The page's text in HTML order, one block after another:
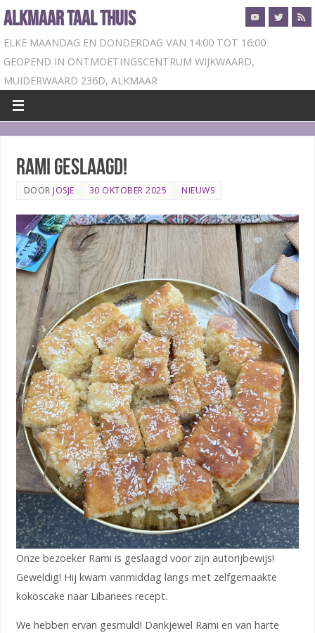
ALKMAAR TAAL THUIS
ELKE MAANDAG EN DONDERDAG VAN 14:00 TOT 16:00
GEOPEND IN ONTMOETINGSCENTRUM WIJKWAARD,
MUIDERWAARD 236D, ALKMAAR
Rami geslaagd!
DOOR JOSJE 30 OKTOBER 2025 NIEUWS
Onze bezoeker Rami is geslaagd voor zijn autorijbewijs!
Geweldig! Hij kwam vanmiddag langs met zelfgemaakte
kokoscake naar Libanees recept.
We hebben ervan gesmuld! Dankjewel Rami en van harte